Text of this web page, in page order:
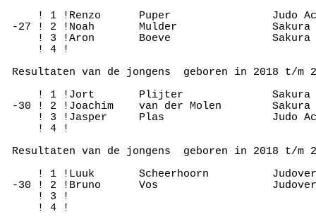
! 1 !Renzo      Puper
-27 ! 2 !Noah       Mulder
! 3 !Aron       Boeve
     ! 4 !
Resultaten van de jongens  geboren in 2018 t/m
! 1 !Jort       Plijter
-30 ! 2 !Joachim    van der Molen
! 3 !Jasper     Plas
     ! 4 !
Resultaten van de jongens  geboren in 2018 t/m
! 1 !Luuk       Scheerhoorn
-30 ! 2 !Bruno      Vos
     ! 3 !
     ! 4 !